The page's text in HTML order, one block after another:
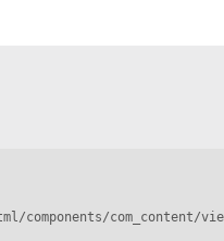
components/com_content/